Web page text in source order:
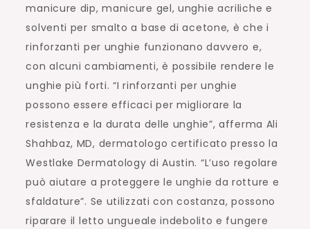
manicure dip, manicure gel, unghie acriliche e
solventi per smalto a base di acetone, è che i
rinforzanti per unghie funzionano davvero e,
con alcuni cambiamenti, è possibile rendere le
unghie più forti. “I rinforzanti per unghie
possono essere efficaci per migliorare la
resistenza e la durata delle unghie”, afferma Ali
Shahbaz, MD, dermatologo certificato presso la
Westlake Dermatology di Austin. “L’uso regolare
può aiutare a proteggere le unghie da rotture e
sfaldature”. Se utilizzati con costanza, possono
riparare il letto ungueale indebolito e fungere